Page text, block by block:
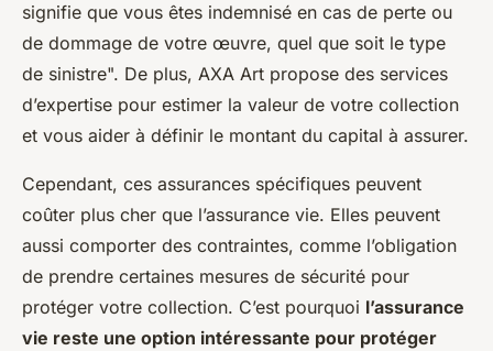
signifie que vous êtes indemnisé en cas de perte ou
de dommage de votre œuvre, quel que soit le type
de sinistre". De plus, AXA Art propose des services
d’expertise pour estimer la valeur de votre collection
et vous aider à définir le montant du capital à assurer.
Cependant, ces assurances spécifiques peuvent
coûter plus cher que l’assurance vie. Elles peuvent
aussi comporter des contraintes, comme l’obligation
de prendre certaines mesures de sécurité pour
protéger votre collection. C’est pourquoi l’assurance
vie reste une option intéressante pour protéger